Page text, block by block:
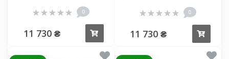
0
11 730 ₴
0
11 730 ₴